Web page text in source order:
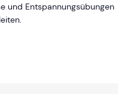
und Entspannungsübungen